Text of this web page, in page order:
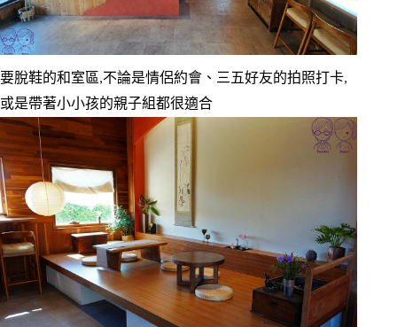
要脫鞋的和室區,不論是情侶約會、三五好友的拍照打卡,
或是帶著小小孩的親子組都很適合